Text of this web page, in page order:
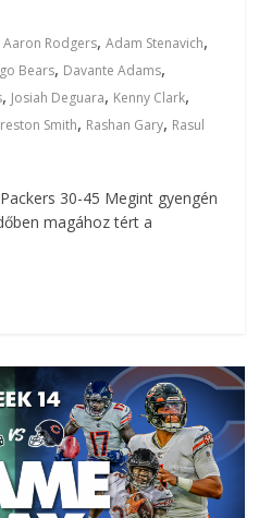
Aaron Rodgers,Adam Stenavich,
Bears, Davante Adams,
, Josiah Deguara, Kenny Clark,
Smith, Rashan Gary, Rasul
30-45 Megint gyengén
magához tért a